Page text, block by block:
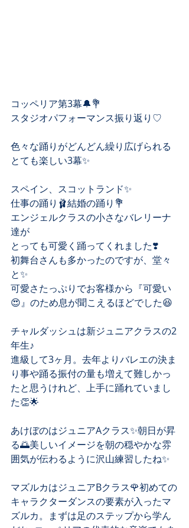
コッペリア第3幕🔔💐
スタジオパフォーマンス振り返り♡
色々な踊りがどんどん繰り広げられる
とても楽しい3幕✨
スペイン、スコットランド✨
仕事の踊り🩰結婚の踊り💐
エンジェルクラスの小さなバレリーナ
達が
とっても可愛く踊ってくれました❣️
初舞台さんも多かったのですが、堂々
と✨
可愛さたっぷりでお客様から『可愛い
😍』のため息が聞こえるほどでした😆
チャルダッシュは新ジュニアクラスの2
年生♪
進級して3ヶ月。去年よりバレエの決ま
り事や踊る振付の量も増えて難しかっ
たと思うけれど、上手に踊れていまし
た👏🌟
あけぼのはジュニアAクラス✨朝日が昇
る🌅美しいイメージを朝の穏やかな雰
囲気が伝わるように沢山練習したね✨
マズルカはジュニアBクラス🌹初めての
キャラクターダンスの要素が入ったマ
ズルカ。まずは足のステップから学ん